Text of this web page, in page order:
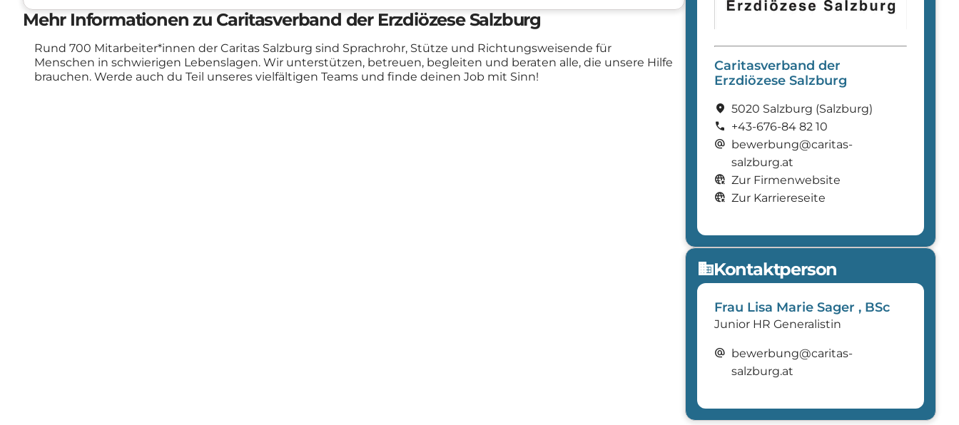
Mehr Informationen zu Caritasverband der Erzdiözese Salzburg
Rund 700 Mitarbeiter*innen der Caritas Salzburg sind Sprachrohr, Stütze und Richtungsweisende für
Menschen in schwierigen Lebenslagen. Wir unterstützen, betreuen, begleiten und beraten alle, die unsere Hilfe
brauchen. Werde auch du Teil unseres vielfältigen Teams und finde deinen Job mit Sinn!
Caritasverband der
Erzdiözese Salzburg
location_on 5020 Salzburg (Salzburg)
call +43-676-84 82 10
alternate_email bewerbung@caritas-
salzburg.at
captive_portal Zur Firmenwebsite
captive_portal Zur Karriereseite
domainKontaktperson
Frau Lisa Marie Sager , BSc
Junior HR Generalistin
alternate_email bewerbung@caritas-
salzburg.at